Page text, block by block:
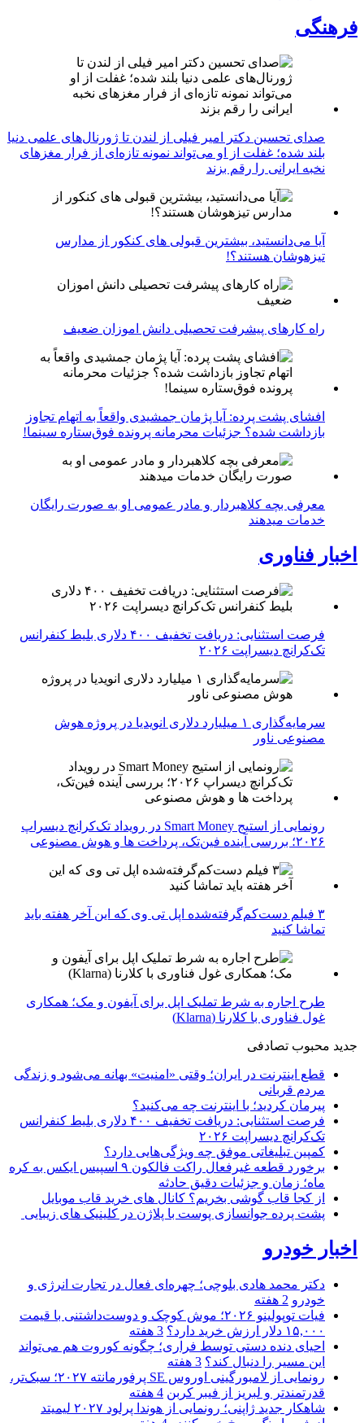
فرهنگی
صدای تحسین دکتر امیر فیلی از لندن تا ژورنال‌های علمی دنیا
بلند شده؛ غفلت از او می‌تواند نمونه تازه‌ای از فرار مغزهای
نخبه ایرانی را رقم بزند
آیا می‌دانستید، بیشترین قبولی های کنکور از مدارس
تیزهوشان هستند؟!
راه کارهای پیشرفت تحصیلی دانش اموزان ضعیف
افشای پشت پرده: آیا پژمان جمشیدی واقعاً به اتهام تجاوز
بازداشت شده؟ جزئیات محرمانه پرونده فوق‌ستاره سینما!
معرفی بچه کلاهبردار و مادر عمومی او به صورت رایگان
خدمات میدهند
اخبار فناوری
فرصت استثنایی: دریافت تخفیف ۴۰۰ دلاری بلیط کنفرانس
تک‌کرانچ دیسراپت ۲۰۲۶
سرمایه‌گذاری ۱ میلیارد دلاری انویدیا در پروژه هوش
مصنوعی ناور
رونمایی از استیج Smart Money در رویداد تک‌کرانچ دیسراپ
۲۰۲۶؛ بررسی آینده فین‌تک، پرداخت‌ ها و هوش مصنوعی
۳ فیلم دست‌کم‌گرفته‌شده اپل تی وی که این آخر هفته باید
تماشا کنید
طرح اجاره به شرط تملیک اپل برای آیفون و مک؛ همکاری
غول فناوری با کلارنا (Klarna)
جدید محبوب تصادفی
قطع اینترنت در ایران؛ وقتی «امنیت» بهانه می‌شود و زندگی
مردم قربانی
پیرمان کردید؛ با اینترنت چه می‌کنید؟
فرصت استثنایی: دریافت تخفیف ۴۰۰ دلاری بلیط کنفرانس
تک‌کرانچ دیسراپت ۲۰۲۶
کمپین تبلیغاتی موفق چه ویژگی‌هایی دارد؟
برخورد قطعه غیرفعال راکت فالکون ۹ اسپیس ایکس به کره
ماه؛ زمان و جزئیات دقیق حادثه
از کجا قاب گوشی بخریم؟ کانال های خرید قاب موبایل
پشت پرده جوانسازی پوست با پلاژن در کلینیک های زیبایی
اخبار خودرو
دکتر محمد هادی بلوچی؛ چهره‌ای فعال در تجارت انرژی و
خودرو 2 هفته
فیات توپولینو ۲۰۲۶؛ موش کوچک و دوست‌داشتنی با قیمت
۱۵,۰۰۰ دلار ارزش خرید دارد؟
3 هفته
احیای دنده دستی توسط فراری؛ چگونه کوروت هم می‌تواند
این مسیر را دنبال کند؟ 3 هفته
رونمایی از لامبورگینی اوروس SE پرفورمانته ۲۰۲۷؛ سبک‌تر،
قدرتمندتر و لبریز از فیبر کربن 4 هفته
شاهکار جدید ژاپنی؛ رونمایی از هوندا پرلود ۲۰۲۷ لیمیتد